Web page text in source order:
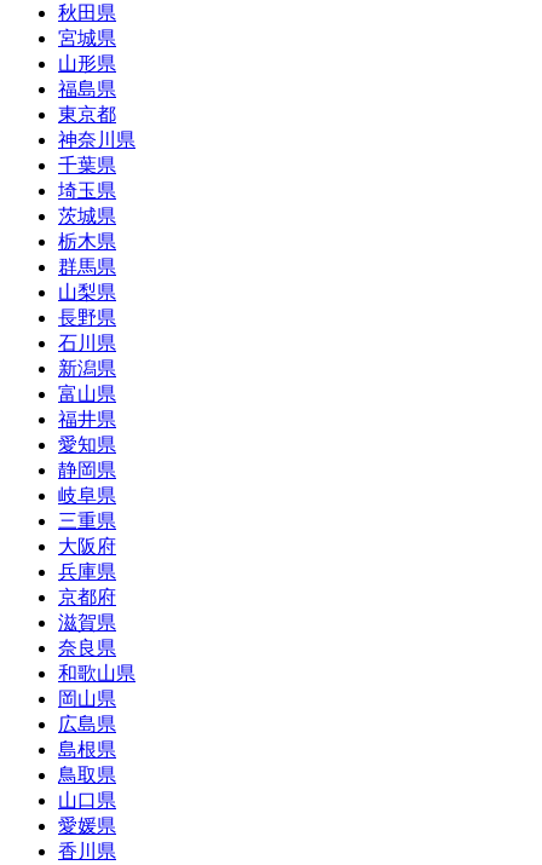
秋田県
宮城県
山形県
福島県
東京都
神奈川県
千葉県
埼玉県
茨城県
栃木県
群馬県
山梨県
長野県
石川県
新潟県
富山県
福井県
愛知県
静岡県
岐阜県
三重県
大阪府
兵庫県
京都府
滋賀県
奈良県
和歌山県
岡山県
広島県
島根県
鳥取県
山口県
愛媛県
香川県